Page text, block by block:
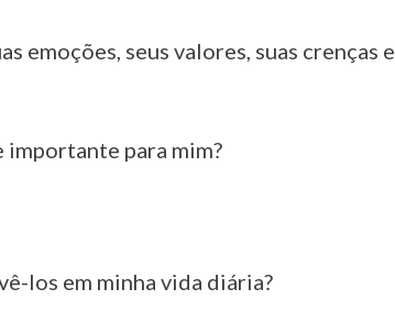
emoções, seus valores, suas crenças e
importante para mim?
los em minha vida diária?